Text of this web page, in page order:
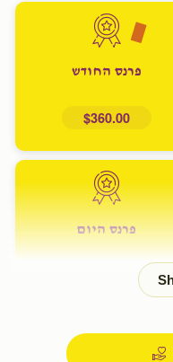
פרנס החודש
$360.00
פרנס היום